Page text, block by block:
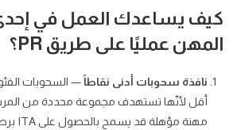
كيف يساعدك العمل في
المهن عمليًا على طريق PR؟
نافذة سحوبات أدنى نقاطاً — السحوبات
أقل لأنّها تستهدف مجموعة محددة من